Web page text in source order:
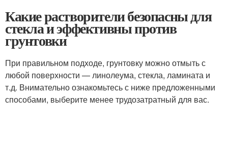
Какие растворители безопасны для
стекла и эффективны против
грунтовки
При правильном подходе, грунтовку можно отмыть с
любой поверхности — линолеума, стекла, ламината и
т.д. Внимательно ознакомьтесь с ниже предложенными
способами, выберите менее трудозатратный для вас.